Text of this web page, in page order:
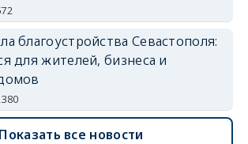
благоустройства Севастополя:
для жителей, бизнеса и
Показать все новости